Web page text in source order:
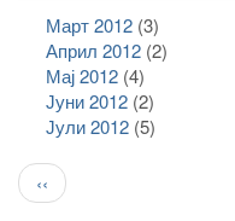
Март 2012(3)
Април 2012(2)
Мај 2012(4)
Јуни 2012(2)
Јули 2012(5)
Pagination
Previous
page
‹‹